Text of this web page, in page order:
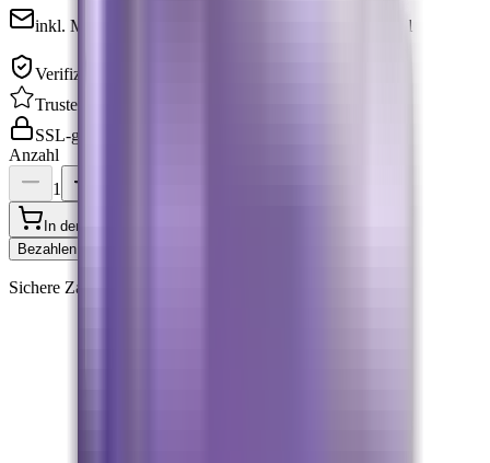
inkl. MwSt. · Sofortige Schlüsselzustellung per E-Mail
Verifizierter Microsoft Partner
Trusted Shops 4,9
SSL-gesichert
Anzahl
1
In den Warenkorb
Bezahlen mit
Sichere Zahlungsarten